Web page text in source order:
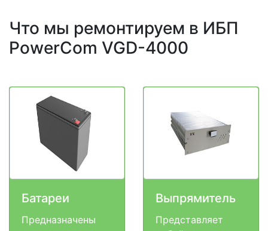
Что мы ремонтируем в ИБП
PowerCom VGD-4000
Батареи
Предназначены
Выпрямитель
Представляет